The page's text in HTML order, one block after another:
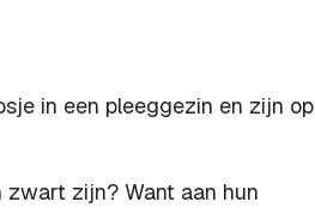
in een pleeggezin en zijn op
zijn? Want aan hun